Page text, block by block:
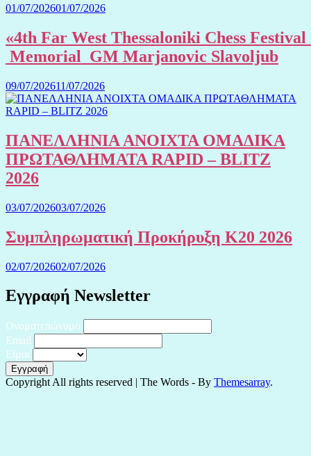
01/07/202601/07/2026
«4th Far West Thessaloniki Chess Festival
Memorial GM Marjanovic Slavoljub
09/07/202611/07/2026
ΠΑΝΕΛΛΗΝΙΑ ΑΝΟΙΧΤΑ ΟΜΑΔΙΚΑ
ΠΡΩΤΑΘΛΗΜΑΤΑ RAPID – BLITZ
2026
03/07/202603/07/2026
Συμπληρωματική Προκήρυξη Κ20 2026
02/07/202602/07/2026
Εγγραφή Newsletter
Ονοματεπώνυμο
Email
Είμαι
Copyright All rights reserved | The Words - By Themesarray.